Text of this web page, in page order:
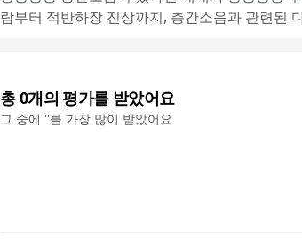
람부터 적반하장 진상까지, 층간소음과 관련된
총0개의 평가를 받았어요
그 중에 ''를 가장 많이 받았어요